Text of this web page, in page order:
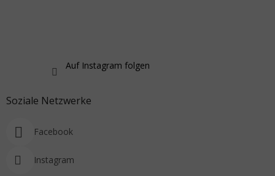
Auf Instagram folgen
Soziale Netzwerke
Facebook
Instagram